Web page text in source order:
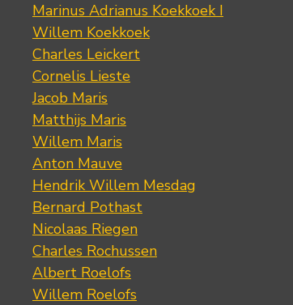
Marinus Adrianus Koekkoek I
Willem Koekkoek
Charles Leickert
Cornelis Lieste
Jacob Maris
Matthijs Maris
Willem Maris
Anton Mauve
Hendrik Willem Mesdag
Bernard Pothast
Nicolaas Riegen
Charles Rochussen
Albert Roelofs
Willem Roelofs